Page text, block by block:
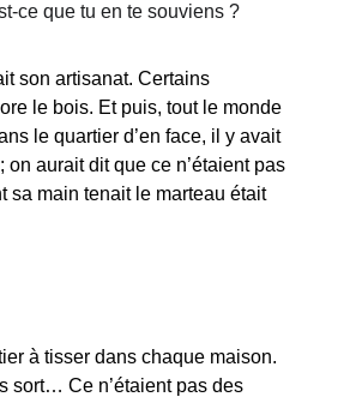
ce que tu en te souviens ?
son artisanat. Certains
le bois. Et puis, tout le monde
le quartier d’en face, il y avait
aurait dit que ce n’étaient pas
sa main tenait le marteau était
à tisser dans chaque maison.
sort… Ce n’étaient pas des